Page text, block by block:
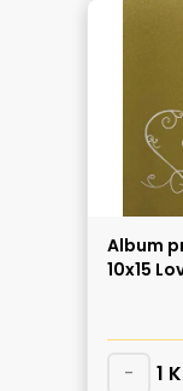
Album
10x15
- 1